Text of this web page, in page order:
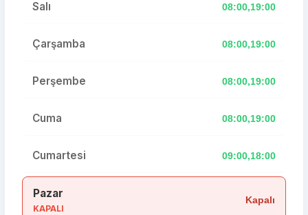
Salı 08:00,19:00
Çarşamba 08:00,19:00
Perşembe 08:00,19:00
Cuma 08:00,19:00
Cumartesi 09:00,18:00
Pazar
KAPALI
Kapalı